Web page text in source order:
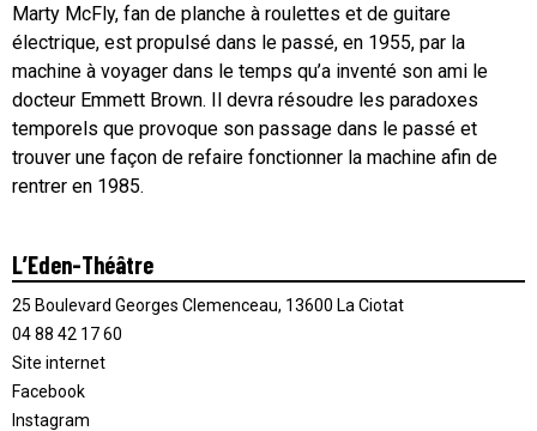
Marty McFly, fan de planche à roulettes et de guitare
électrique, est propulsé dans le passé, en 1955, par la
machine à voyager dans le temps qu’a inventé son ami le
docteur Emmett Brown. Il devra résoudre les paradoxes
temporels que provoque son passage dans le passé et
trouver une façon de refaire fonctionner la machine afin de
rentrer en 1985.
L’Eden-Théâtre
25 Boulevard Georges Clemenceau, 13600 La Ciotat
04 88 42 17 60
Site internet
Facebook
Instagram